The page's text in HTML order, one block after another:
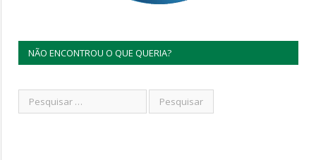
NÃO ENCONTROU O QUE QUERIA?